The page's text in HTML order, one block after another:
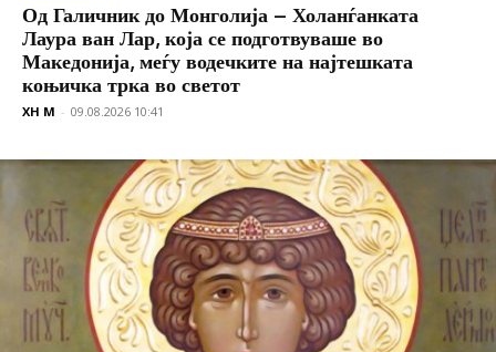
Од Галичник до Монголија – Холанѓанката
Лаура ван Лар, која се подготвуваше во
Македонија, меѓу водечките на најтешката
коњичка трка во светот
XH M - 09.08.2026 10:41